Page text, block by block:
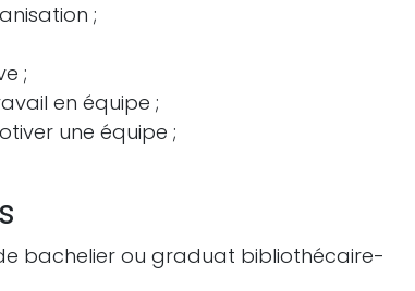
;
;
en équipe ;
une équipe ;
bachelier ou graduat bibliothécaire-